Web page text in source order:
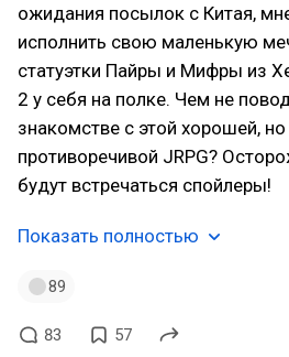
ожидания посылок с Китая,
исполнить свою маленькую
статуэтки Пайры и Мифры из
2 у себя на полке. Чем не
знакомстве с этой хорошей,
противоречивой JRPG?
будут встречаться спойлеры!
Показать полностью
89
83 57